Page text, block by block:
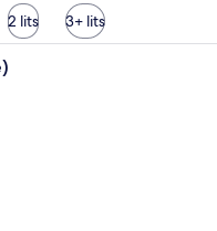
2 lits 3+ lits
Une chambre d’hôtel avec